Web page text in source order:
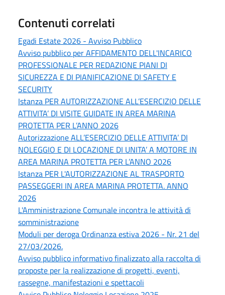
Contenuti correlati
Egadi Estate 2026 - Avviso Pubblico
Avviso pubblico per AFFIDAMENTO DELL'INCARICO
PROFESSIONALE PER REDAZIONE PIANI DI
SICUREZZA E DI PIANIFICAZIONE DI SAFETY E
SECURITY
Istanza PER AUTORIZZAZIONE ALL’ESERCIZIO DELLE
ATTIVITA’ DI VISITE GUIDATE IN AREA MARINA
PROTETTA PER L’ANNO 2026
Autorizzazione ALL’ESERCIZIO DELLE ATTIVITA’ DI
NOLEGGIO E DI LOCAZIONE DI UNITA’ A MOTORE IN
AREA MARINA PROTETTA PER L’ANNO 2026
Istanza PER L'AUTORIZZAZIONE AL TRASPORTO
PASSEGGERI IN AREA MARINA PROTETTA. ANNO
2026
L'Amministrazione Comunale incontra le attività di
somministrazione
Moduli per deroga Ordinanza estiva 2026 - Nr. 21 del
27/03/2026.
Avviso pubblico informativo finalizzato alla raccolta di
proposte per la realizzazione di progetti, eventi,
rassegne, manifestazioni e spettacoli